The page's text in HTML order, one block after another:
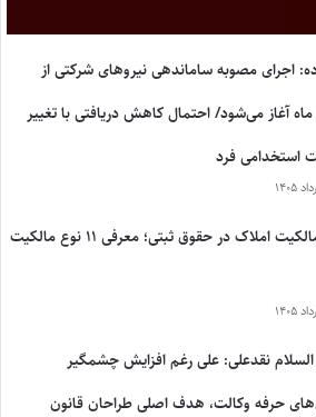
اجرای مصوبه ساماندهی نیروهای شرکتی از
آغاز می‌شود/ احتمال کاهش دریافتی با تغییر
استخدامی فرد
انواع مالکیت املاک در حقوق ثبتی؛ معرفی ۱۱ نوع مالکیت
نقدعلی: علی رغم افزایش چشمگیر
حرفه وکالت، هدف اصلی طراحان قانون